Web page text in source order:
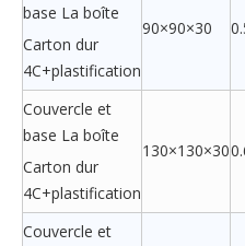
base La boîte
Carton dur
4C+plastification
90×90×30
Couvercle et
base La boîte
Carton dur
4C+plastification
130×130×30
Couvercle et